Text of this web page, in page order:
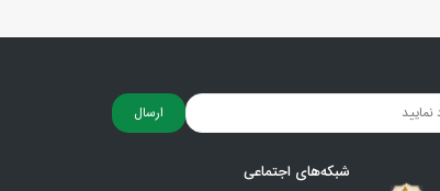
ارسال
شبکه‌های اجتماعی